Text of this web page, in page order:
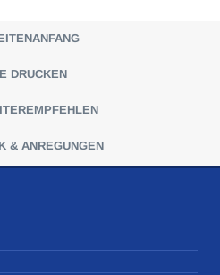
DRUCKEN
& ANREGUNGEN